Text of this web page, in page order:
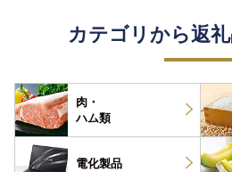
カテゴリから返
肉・
ハム類
電化製品